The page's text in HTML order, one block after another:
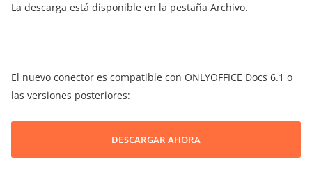
La descarga está disponible en la pestaña Archivo.
El nuevo conector es compatible con ONLYOFFICE Docs 6.1 o
las versiones posteriores:
DESCARGAR AHORA